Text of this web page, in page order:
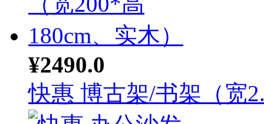
¥2490.0
快惠 博古架/书架（宽